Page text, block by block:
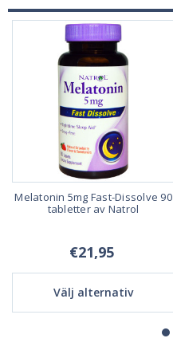
Melatonin 5mg Fast-Dissolve 90
tabletter av Natrol
€21,95
Välj alternativ